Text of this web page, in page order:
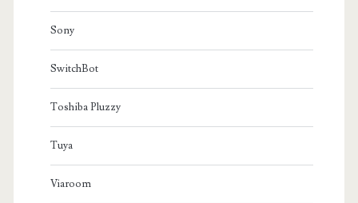
Sony
SwitchBot
Toshiba Pluzzy
Tuya
Viaroom